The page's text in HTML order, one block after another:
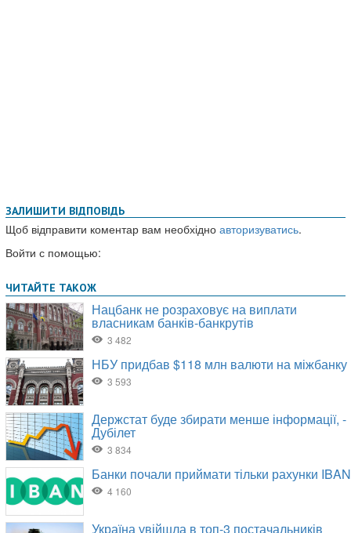
ЗАЛИШИТИ ВІДПОВІДЬ
Щоб відправити коментар вам необхідно авторизуватись.
Войти с помощью: